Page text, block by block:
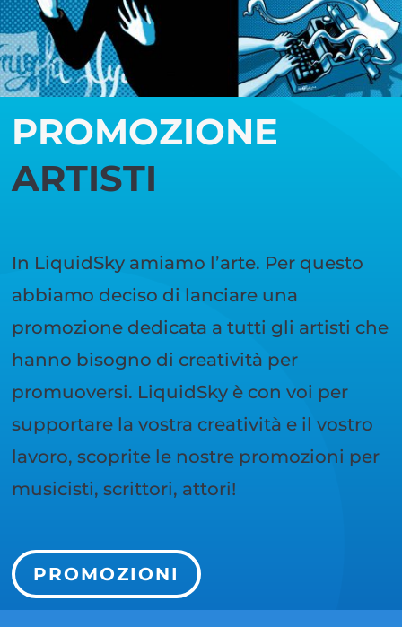
PROMOZIONE
ARTISTI
In LiquidSky amiamo l’arte. Per questo
abbiamo deciso di lanciare una
promozione dedicata a tutti gli artisti che
hanno bisogno di creatività per
promuoversi. LiquidSky è con voi per
supportare la vostra creatività e il vostro
lavoro, scoprite le nostre promozioni per
musicisti, scrittori, attori!
PROMOZIONI